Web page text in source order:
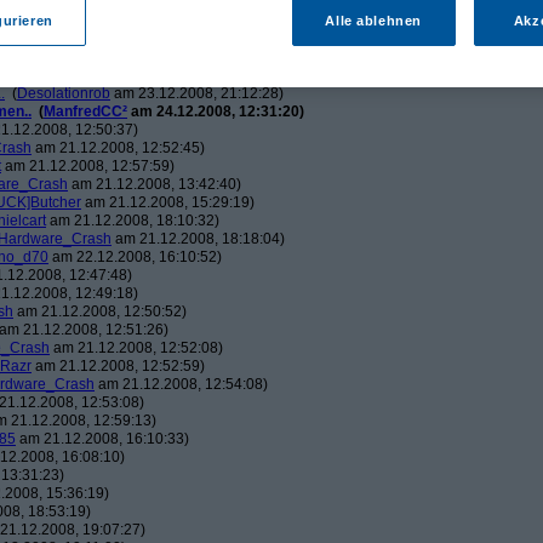
am 23.12.2008, 08:25:26)
(Desolationrob am 23.12.2008, 21:12:28)
(ManfredCC² am 24.12.2008, 12:31:20)
12:50:37)
am 21.12.2008, 12:52:45)
am 21.12.2008, 12:57:59)
am 21.12.2008, 13:42:40)
am 21.12.2008, 15:29:19)
am 21.12.2008, 18:10:32)
Hardware_Crash am 21.12.2008, 18:18:04)
am 22.12.2008, 16:10:52)
12:47:48)
12:49:18)
am 21.12.2008, 12:50:52)
am 21.12.2008, 12:51:26)
am 21.12.2008, 12:52:08)
am 21.12.2008, 12:52:59)
am 21.12.2008, 12:54:08)
12:53:08)
21.12.2008, 12:59:13)
am 21.12.2008, 16:10:33)
16:08:10)
15:36:19)
18:53:19)
19:07:27)
Alle ablehnen